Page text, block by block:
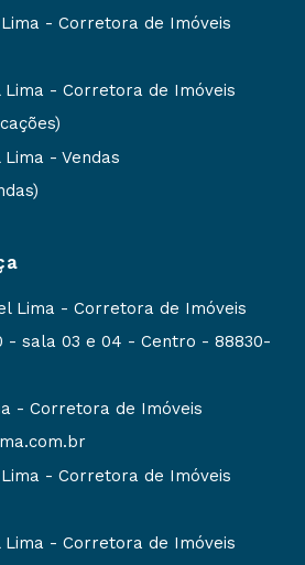
- sala 03 e 04 - Centro - 88830-